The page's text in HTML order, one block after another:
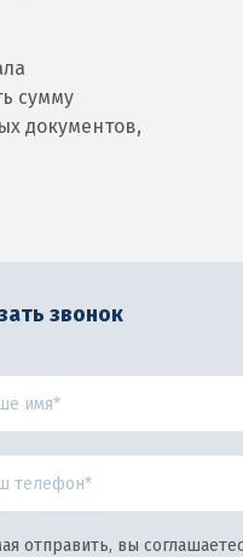
сумму
документов,
звонок
отправить, вы